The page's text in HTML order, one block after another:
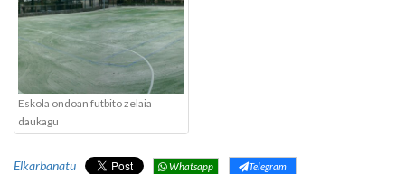
Eskola ondoan futbito zelaia
daukagu
Elkarbanatu Whatsapp Telegram